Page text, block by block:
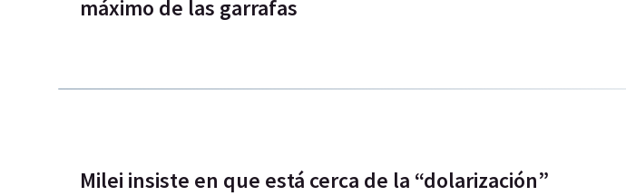
máximo de las garrafas
Milei insiste en que está cerca de la “dolarización”